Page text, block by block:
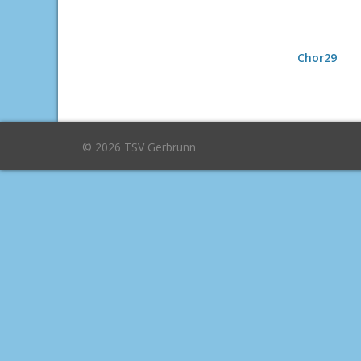
Chor29
© 2026 TSV Gerbrunn